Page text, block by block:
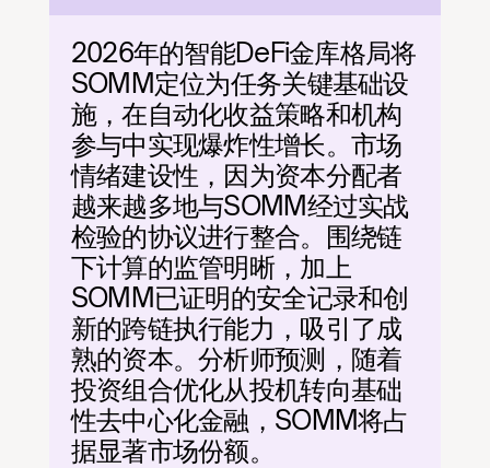
2026年的智能DeFi金库格局将
SOMM定位为任务关键基础设
施，在自动化收益策略和机构
参与中实现爆炸性增长。市场
情绪建设性，因为资本分配者
越来越多地与SOMM经过实战
检验的协议进行整合。围绕链
下计算的监管明晰，加上
SOMM已证明的安全记录和创
新的跨链执行能力，吸引了成
熟的资本。分析师预测，随着
投资组合优化从投机转向基础
性去中心化金融，SOMM将占
据显著市场份额。